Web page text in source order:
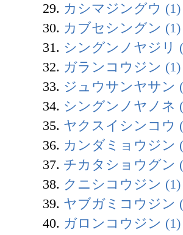
29. カシマジングウ (1)
30. カブセシングン (1)
31. シングンノヤジリ
32. ガランコウジン (1)
33. ジュウサンヤサン
34. シングンノヤノネ
35. ヤクスイシンコウ
36. カンダミョウジン
37. チカタショウグン
38. クニシコウジン (1)
39. ヤブガミコウジン
40. ガロンコウジン (1)